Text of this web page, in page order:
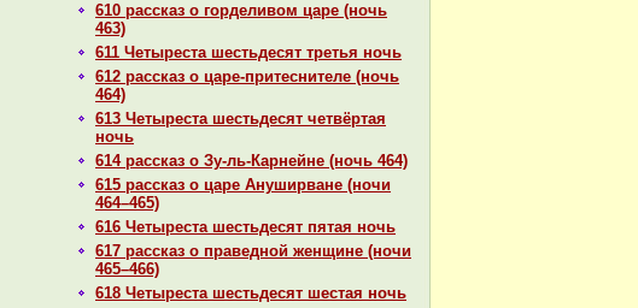
610 paссказ о горделивом царе (ночь
463)
611 Четыреста шестьдесят третья ночь
612 paссказ о царе-притеснителе (ночь
464)
613 Четыреста шестьдесят четвёртая
ночь
614 paссказ о Зу-ль-Карнейне (ночь 464)
615 paссказ о царе Ануширване (ночи
464–465)
616 Четыреста шестьдесят пятая ночь
617 paссказ о пpaведной женщине (ночи
465–466)
618 Четыреста шестьдесят шестая ночь